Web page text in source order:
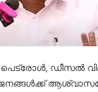
ഡീസൽ